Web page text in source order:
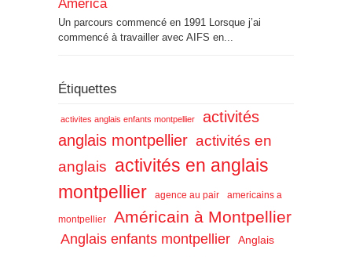
America
Un parcours commencé en 1991 Lorsque j’ai
commencé à travailler avec AIFS en...
Étiquettes
activites anglais enfants montpellier
activités
anglais montpellier activités en
anglais activités en anglais
montpellier
agence au pair americains a
montpellier Américain à Montpellier
Anglais enfants montpellier Anglais